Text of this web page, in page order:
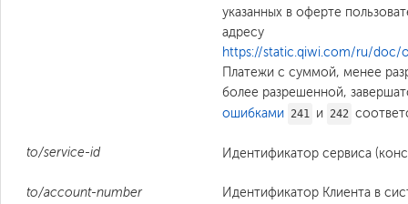
указанных в оферте
адресу
https://static.qiwi.com/ru/doc/
Платежи с суммой, менее
более разрешенной,
ошибками 241 и 242
to/service-id Идентификатор сервиса
to/account-number
Идентификатор Клиента в